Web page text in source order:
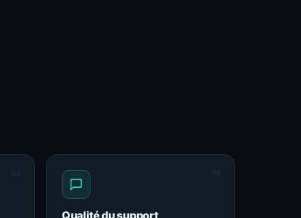
03 04
Qualité du support